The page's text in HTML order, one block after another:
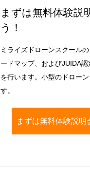
まずは無料体験説
う！
ミライズドローンスクール
ードマップ、およびJUIDA
を行います。小型のドロー
す。
まずは無料体験説